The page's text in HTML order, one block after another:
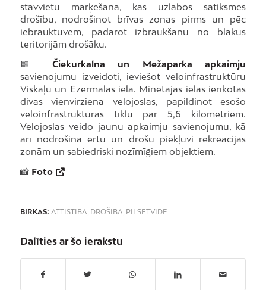
stāvvietu marķēšana, kas uzlabos satiksmes
drošību, nodrošinot brīvas zonas pirms un pēc
iebrauktuvēm, padarot izbraukšanu no blakus
teritorijām drošāku.
🟩 Čiekurkalna un Mežaparka apkaimju
savienojumu izveidoti, ieviešot veloinfrastruktūru
Viskaļu un Ezermalas ielā. Minētajās ielās ierīkotas
divas vienvirziena velojoslas, papildinot esošo
veloinfrastruktūras tīklu par 5,6 kilometriem.
Velojoslas veido jaunu apkaimju savienojumu, kā
arī nodrošina ērtu un drošu piekļuvi rekreācijas
zonām un sabiedriski nozīmīgiem objektiem.
📸 Foto
BIRKAS: ATTĪSTĪBA, DROŠĪBA, PILSĒTVIDE
Dalīties ar šo ierakstu